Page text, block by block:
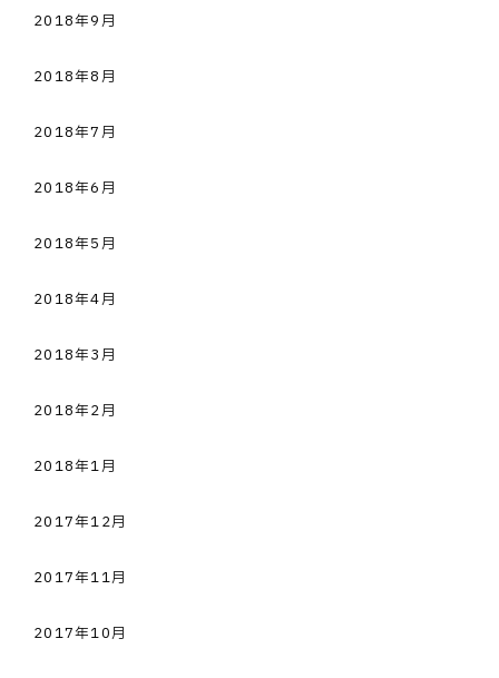
2018年9月
2018年8月
2018年7月
2018年6月
2018年5月
2018年4月
2018年3月
2018年2月
2018年1月
2017年12月
2017年11月
2017年10月